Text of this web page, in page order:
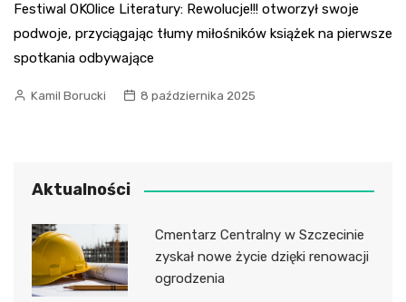
Festiwal OKOlice Literatury: Rewolucje!!! otworzył swoje
podwoje, przyciągając tłumy miłośników książek na pierwsze
spotkania odbywające
Kamil Borucki 8 października 2025
Aktualności
Cmentarz Centralny w Szczecinie
zyskał nowe życie dzięki renowacji
ogrodzenia